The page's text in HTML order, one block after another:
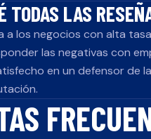
TODAS LAS
a los negocios con alta
las negativas con
en un defensor de